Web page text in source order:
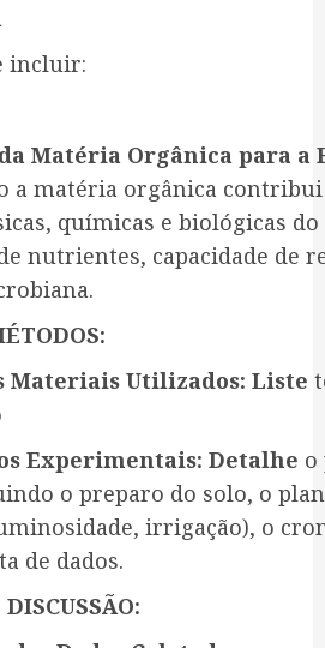
incluir:
Matéria Orgânica para a
a matéria orgânica
químicas e biológicas
nutrientes, capacidade de
Materiais Utilizados: Liste
Experimentais: Detalhe o
o preparo do solo, o
irrigação), o
de dados.